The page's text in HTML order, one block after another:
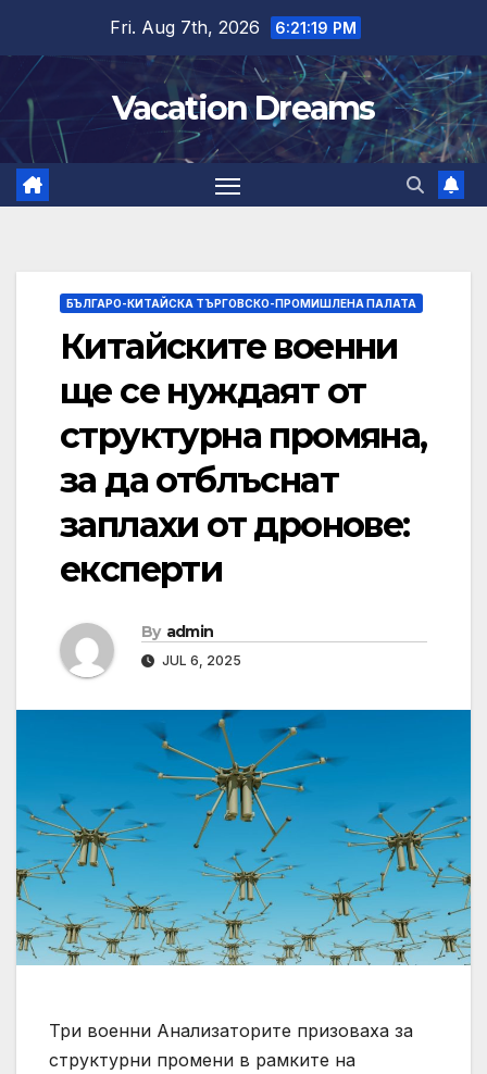
content
Fri. Aug 7th, 2026 6:21:20 PM
Vacation Dreams
БЪЛГАРО-КИТАЙСКА ТЪРГОВСКО-ПРОМИШЛЕНА ПАЛАТА
Китайските военни
ще се нуждаят от
структурна промяна,
за да отблъснат
заплахи от дронове:
експерти
By admin
JUL 6, 2025
Три военни Анализаторите призоваха за
структурни промени в рамките на